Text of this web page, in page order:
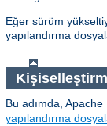
Eğer sürüm
yapılandırma
Bu adımda,
yapılandırma